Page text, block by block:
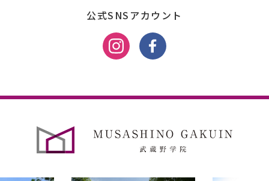
公式SNSアカウント